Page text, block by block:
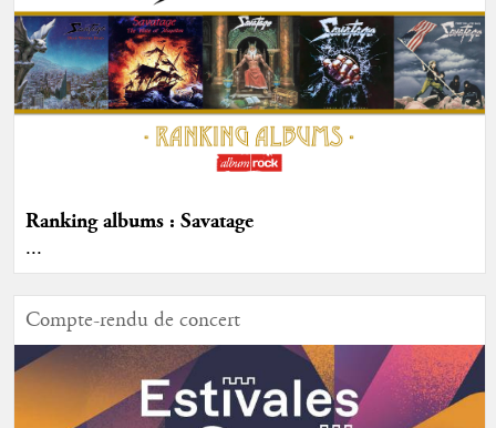
Ranking albums : Savatage
...
Compte-rendu de concert